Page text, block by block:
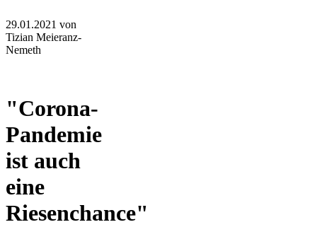
29.01.2021 von
Tizian Meieranz-
Nemeth
"Corona-
Pandemie
ist auch
eine
Riesenchance"